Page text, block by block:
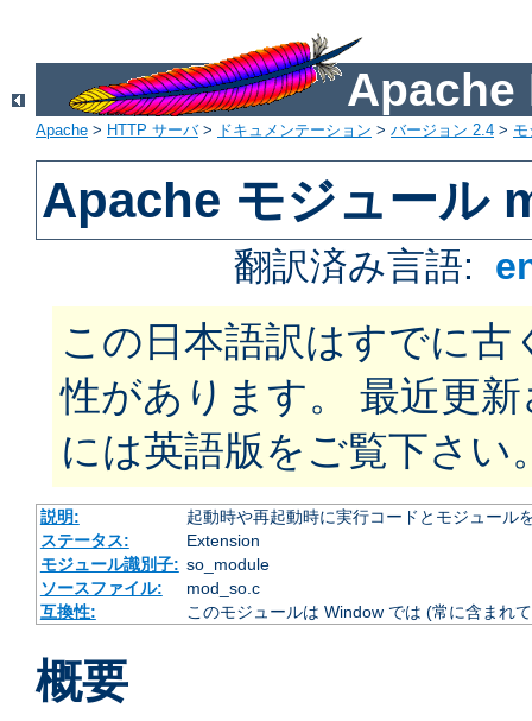
Apache
Apache > HTTP サーバ> ドキュメンテーション > バージョン 2.4 >
Apache モジュール
翻訳済み言語:
この日本語訳はすでに古
性があります。 最近更
には英語版をご覧下さい
説明:
起動時や再起動時に実行コードとモジュール
ステータス:
Extension
モジュール識別子: so_module
ソースファイル:
mod_so.c
互換性:
このモジュールは Window では (常に含まれ
概要